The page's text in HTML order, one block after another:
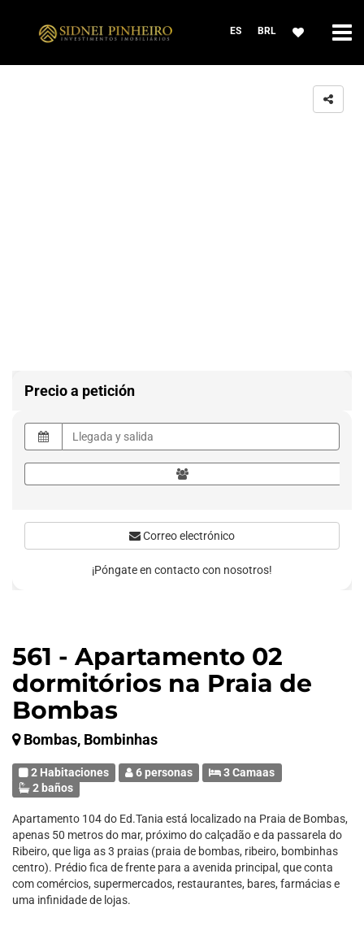
ES BRL
561 - Apartamento 02
dormitórios na Praia de
Bombas
Bombas, Bombinhas
2 Habitaciones 6 personas
3 Camaas
2 baños
Apartamento 104 do Ed.Tania está localizado na Praia de Bombas,
apenas 50 metros do mar, próximo do calçadão e da passarela do
Ribeiro, que liga as 3 praias (praia de bombas, ribeiro, bombinhas
centro). Prédio fica de frente para a avenida principal, que conta
com comércios, supermercados, restaurantes, bares, farmácias e
uma infinidade de lojas.
Precio a petición
Correo electrónico
¡Póngate en contacto con nosotros!